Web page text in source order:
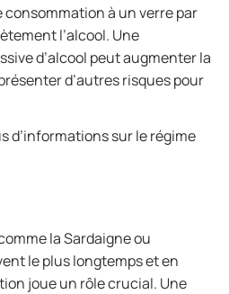
consommation à un verre par
l’alcool. Une
d’alcool peut augmenter la
d’autres risques pour
d’informations sur le régime
la Sardaigne ou
le plus longtemps et en
joue un rôle crucial. Une